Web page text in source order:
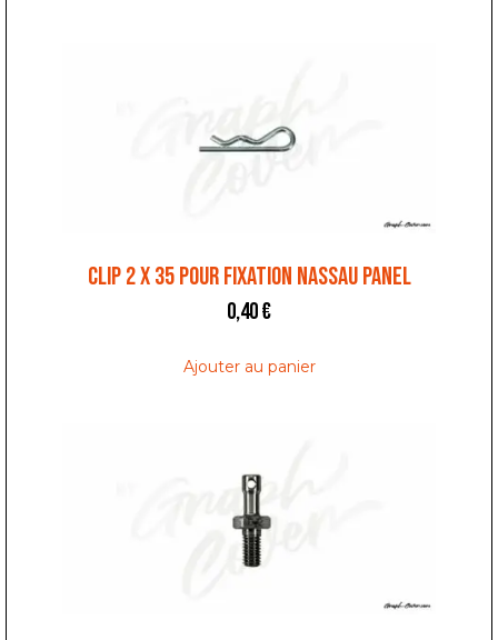
CLIP 2 x 35 POUR FIXATION NASSAU PANEL
0,40€
Ajouter au panier